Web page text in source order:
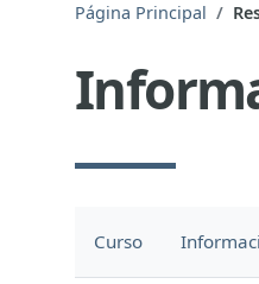
Página Principal
Curso